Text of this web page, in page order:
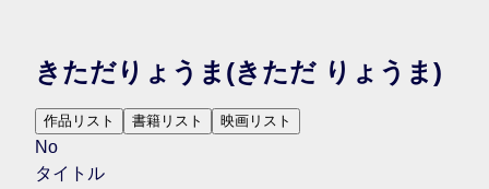
きただりょうま (きただ りょうま)
作品リスト 書籍リスト 映画リスト
No
タイトル